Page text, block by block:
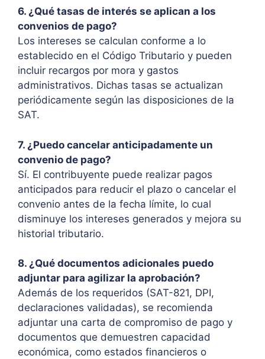
6. ¿Qué tasas de interés se aplican a los
convenios de pago?
Los intereses se calculan conforme a lo
establecido en el Código Tributario y pueden
incluir recargos por mora y gastos
administrativos. Dichas tasas se actualizan
periódicamente según las disposiciones de la
SAT.
7. ¿Puedo cancelar anticipadamente un
convenio de pago?
Sí. El contribuyente puede realizar pagos
anticipados para reducir el plazo o cancelar el
convenio antes de la fecha límite, lo cual
disminuye los intereses generados y mejora su
historial tributario.
8. ¿Qué documentos adicionales puedo
adjuntar para agilizar la aprobación?
Además de los requeridos (SAT-821, DPI,
declaraciones validadas), se recomienda
adjuntar una carta de compromiso de pago y
documentos que demuestren capacidad
económica, como estados financieros o